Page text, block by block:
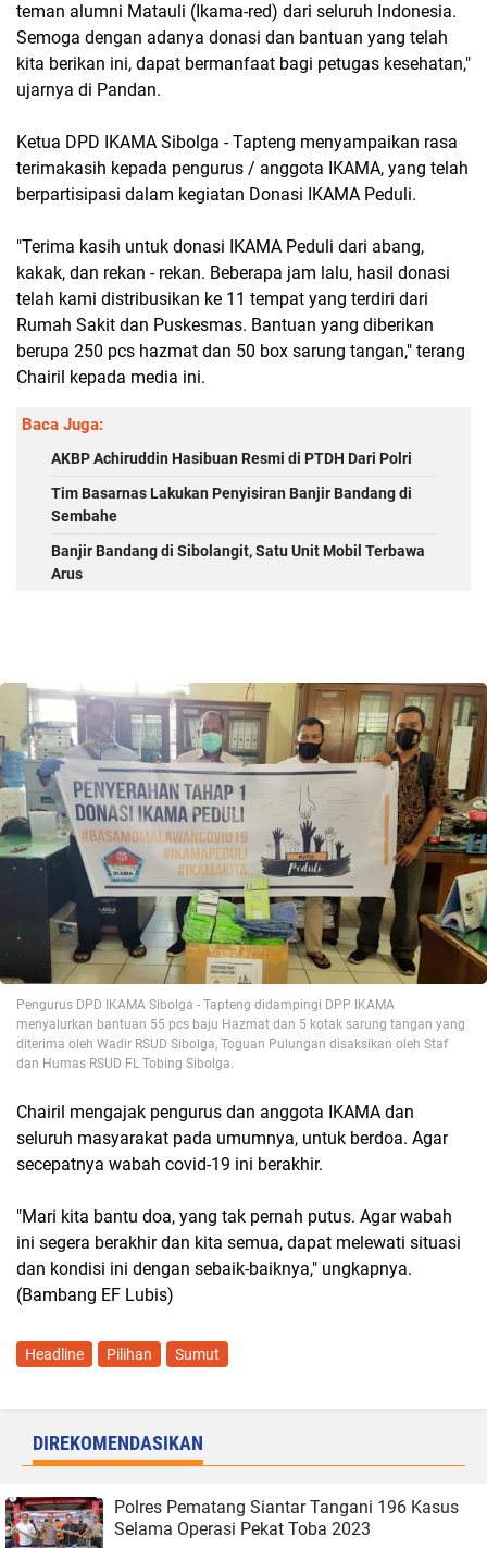
teman alumni Matauli (Ikama-red) dari seluruh Indonesia.
Semoga dengan adanya donasi dan bantuan yang telah
kita berikan ini, dapat bermanfaat bagi petugas kesehatan,"
ujarnya di Pandan.
Ketua DPD IKAMA Sibolga - Tapteng menyampaikan rasa
terimakasih kepada pengurus / anggota IKAMA, yang telah
berpartisipasi dalam kegiatan Donasi IKAMA Peduli.
"Terima kasih untuk donasi IKAMA Peduli dari abang,
kakak, dan rekan - rekan. Beberapa jam lalu, hasil donasi
telah kami distribusikan ke 11 tempat yang terdiri dari
Rumah Sakit dan Puskesmas. Bantuan yang diberikan
berupa 250 pcs hazmat dan 50 box sarung tangan," terang
Chairil kepada media ini.
Baca Juga:
AKBP Achiruddin Hasibuan Resmi di PTDH Dari Polri
Tim Basarnas Lakukan Penyisiran Banjir Bandang di
Sembahe
Banjir Bandang di Sibolangit, Satu Unit Mobil Terbawa
Arus
Pengurus DPD IKAMA Sibolga - Tapteng didampingi DPP IKAMA
menyalurkan bantuan 55 pcs baju Hazmat dan 5 kotak sarung tangan yang
diterima oleh Wadir RSUD Sibolga, Toguan Pulungan disaksikan oleh Staf
dan Humas RSUD FL Tobing Sibolga.
Chairil mengajak pengurus dan anggota IKAMA dan
seluruh masyarakat pada umumnya, untuk berdoa. Agar
secepatnya wabah covid-19 ini berakhir.
"Mari kita bantu doa, yang tak pernah putus. Agar wabah
ini segera berakhir dan kita semua, dapat melewati situasi
dan kondisi ini dengan sebaik-baiknya," ungkapnya.
(Bambang EF Lubis)
Headline Pilihan Sumut
DIREKOMENDASIKAN
Polres Pematang Siantar Tangani 196 Kasus
Selama Operasi Pekat Toba 2023